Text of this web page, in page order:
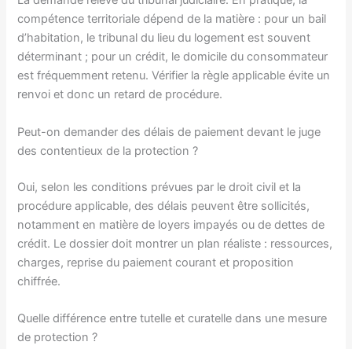
compétence territoriale dépend de la matière : pour un bail
d’habitation, le tribunal du lieu du logement est souvent
déterminant ; pour un crédit, le domicile du consommateur
est fréquemment retenu. Vérifier la règle applicable évite un
renvoi et donc un retard de procédure.
Peut-on demander des délais de paiement devant le juge
des contentieux de la protection ?
Oui, selon les conditions prévues par le droit civil et la
procédure applicable, des délais peuvent être sollicités,
notamment en matière de loyers impayés ou de dettes de
crédit. Le dossier doit montrer un plan réaliste : ressources,
charges, reprise du paiement courant et proposition
chiffrée.
Quelle différence entre tutelle et curatelle dans une mesure
de protection ?